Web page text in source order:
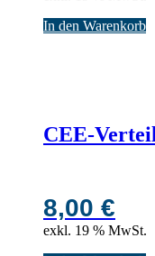
In den Warenkorb
CEE-
8,00 €
exkl. 19 % MwSt.